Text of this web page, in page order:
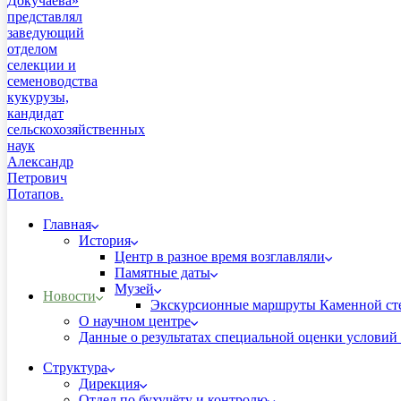
Главная
История
Центр в разное время возглавляли
Памятные даты
Музей
Экскурсионные маршруты Каменной
О научном центре
Данные о результатах специальной оценки условий
Новости
Структура
Дирекция